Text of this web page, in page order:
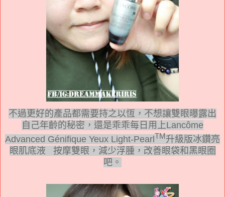
不過更好的產品都需要持之以恆，不想讓雙眼曝露出
自己年齡的秘密，還是乖乖每日用上Lancôme
Advanced Génifique Yeux Light-PearlTM升級版冰鑽亮
眼肌底液 按摩雙眼，減少浮腫，改善眼袋和黑眼圈
吧。